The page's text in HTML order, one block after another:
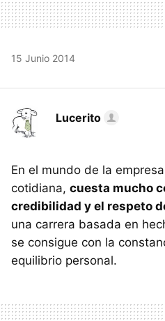
15 Junio 2014
Lucerito
En el mundo de la
cotidiana, cuesta mucho
credibilidad y el respeto
una carrera basada en
se consigue con la
equilibrio personal.